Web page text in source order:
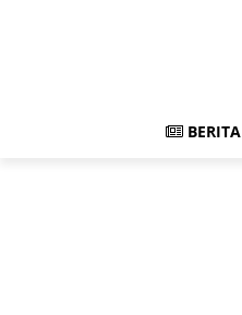
BERITA